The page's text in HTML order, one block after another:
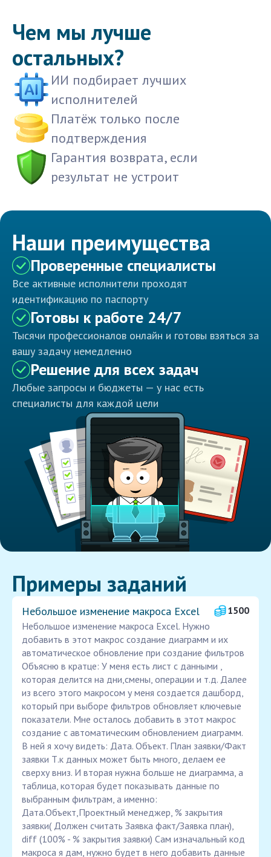
Чем мы лучше
остальных?
ИИ подбирает лучших
исполнителей
Платёж только после
подтверждения
Гарантия возврата, если
результат не устроит
Наши преимущества
Проверенные специалисты
Все активные исполнители проходят
идентификацию по паспорту
Готовы к работе 24/7
Тысячи профессионалов онлайн и готовы взяться за
вашу задачу немедленно
Решение для всех задач
Любые запросы и бюджеты — у нас есть
специалисты для каждой цели
Примеры заданий
Небольшое изменение макроса Excel
1500
Небольшое изменение макроса Excel. Нужно
добавить в этот макрос создание диаграмм и их
автоматическое обновление при создание фильтров
Объясню в кратце: У меня есть лист с данными ,
которая делится на дни,смены, операции и т.д. Далее
из всего этого макросом у меня создается дашборд,
который при выборе фильтров обновляет ключевые
показатели. Мне осталось добавить в этот макрос
создание с автоматическим обновлением диаграмм.
В ней я хочу видеть: Дата. Объект. План заявки/Факт
заявки Т.к данных может быть много, делаем ее
сверху вниз. И вторая нужна больше не диаграмма, а
таблица, которая будет показывать данные по
выбранным фильтрам, а именно:
Дата.Объект,Проектный менеджер, % закрытия
заявки( Должен считать Заявка факт/Заявка план),
diff (100% - % закрытия заявки) Сам изначальный код
макроса я дам, нужно будет в него добавить данные